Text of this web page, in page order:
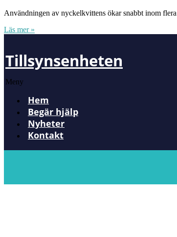
Användningen av nyckelkvittens ökar snabbt inom
Läs mer »
Tillsynsenheten
Meny
Hem
Begär hjälp
Nyheter
Kontakt